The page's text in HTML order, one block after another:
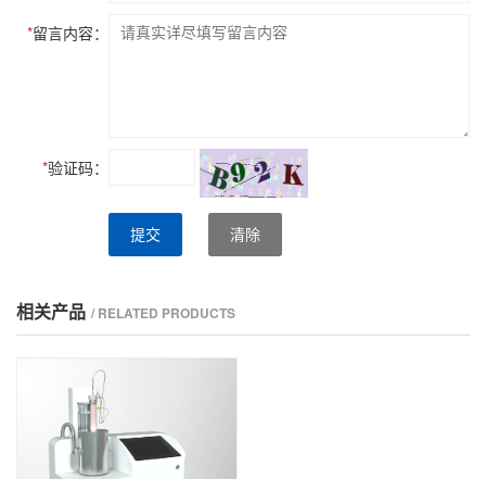
*留言内容：
*验证码：
提交 清除
相关产品 / RELATED PRODUCTS